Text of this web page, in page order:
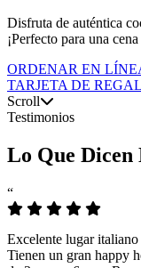
Disfruta de auténtica
¡Perfecto para una
ORDENAR EN
TARJETA DE
Scroll
Testimonios
Lo Que Dicen
“
Excelente lugar
Tienen un gran happy